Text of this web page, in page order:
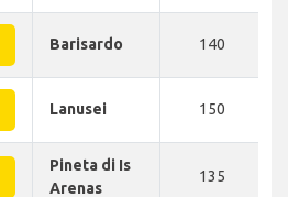
Barisardo 140
Lanusei 150
Pineta di Is
Arenas
135